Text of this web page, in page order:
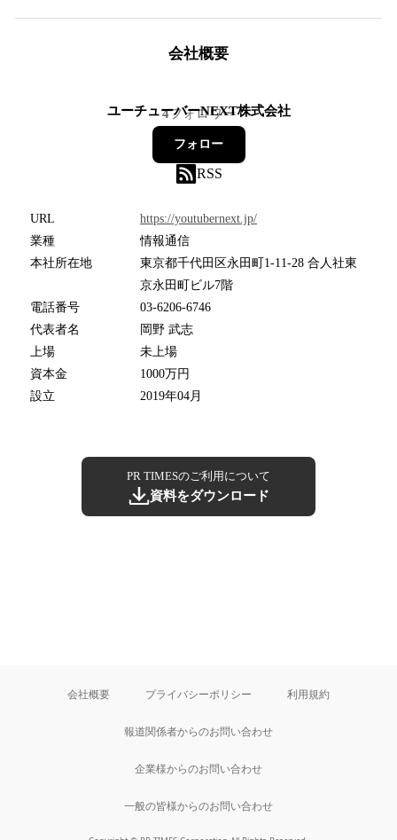
会社概要
ユーチューバーNEXT株式会社
4フォロワー
フォロー
RSS
URL
https://youtubernext.jp/
業種
情報通信
本社所在地
東京都千代田区永田町1-11-28 合人社東
京永田町ビル7階
電話番号
03-6206-6746
代表者名
岡野 武志
上場
未上場
資本金
1000万円
設立
2019年04月
PR TIMESのご利用について
資料をダウンロード
会社概要 プライバシーポリシー 利用規約
報道関係者からのお問い合わせ
企業様からのお問い合わせ
一般の皆様からのお問い合わせ